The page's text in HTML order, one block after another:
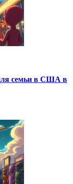
семьи в США в